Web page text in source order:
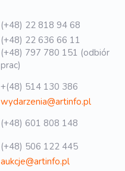
(+48) 22 818 94 68
(+48) 22 636 66 11
(+48) 797 780 151 (odbiór
prac)
+(48) 514 130 386
wydarzenia@artinfo.pl
(+48) 601 808 148
(+48) 506 122 445
aukcje@artinfo.pl